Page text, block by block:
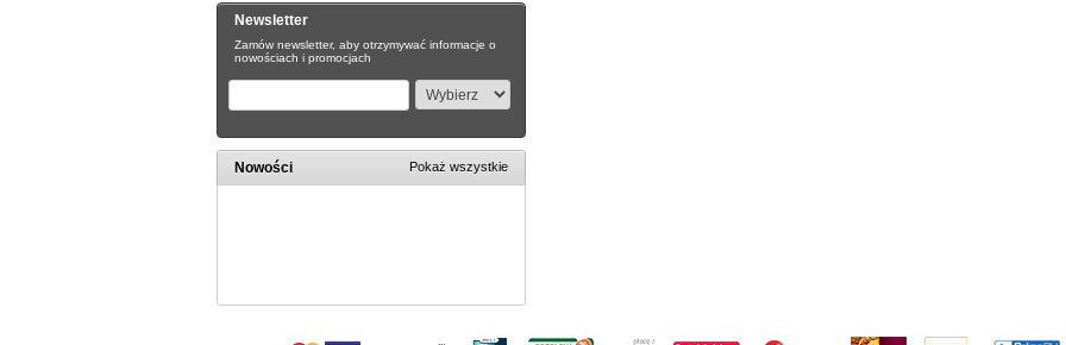
Newsletter
Zamów newsletter, aby otrzymywać informacje o
nowościach i promocjach
Nowości Pokaż wszystkie